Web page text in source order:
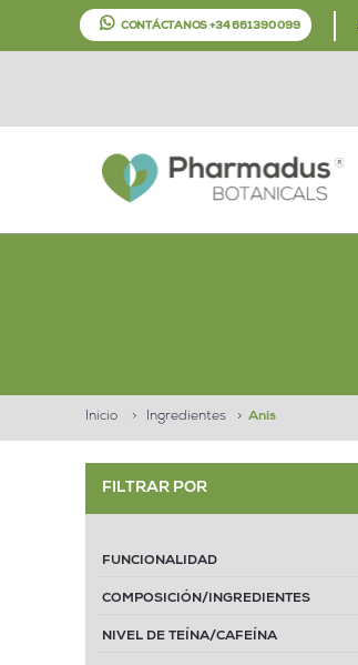
CONTÁCTANOS +34 661 390 099
Inicio > Ingredientes > Anís
FILTRAR POR
FUNCIONALIDAD
COMPOSICIÓN/INGREDIENTES
NIVEL DE TEÍNA/CAFEÍNA